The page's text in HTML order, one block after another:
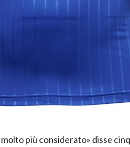
più considerato» disse